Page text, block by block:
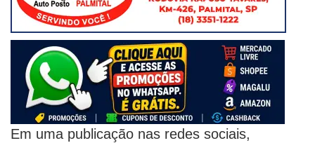
Em uma publicação nas redes sociais,